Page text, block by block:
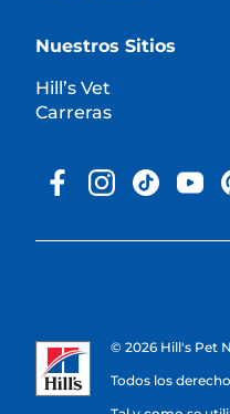
Nuestros Sitios
Hill’s Vet
Carreras
© 2026 Hill's Pet
Todos los